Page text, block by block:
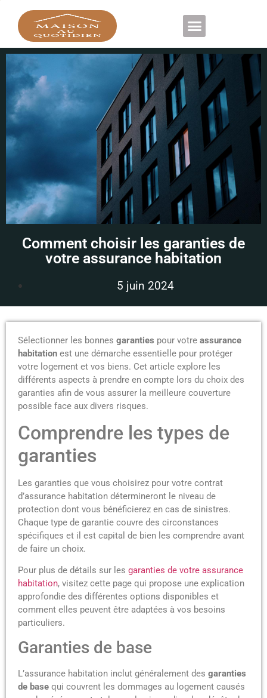
Comment choisir les garanties de
votre assurance habitation
5 juin 2024
Sélectionner les bonnes garanties pour votre assurance
habitation est une démarche essentielle pour protéger
votre logement et vos biens. Cet article explore les
différents aspects à prendre en compte lors du choix des
garanties afin de vous assurer la meilleure couverture
possible face aux divers risques.
Comprendre les types de
garanties
Les garanties que vous choisirez pour votre contrat
d’assurance habitation détermineront le niveau de
protection dont vous bénéficierez en cas de sinistres.
Chaque type de garantie couvre des circonstances
spécifiques et il est capital de bien les comprendre avant
de faire un choix.
Pour plus de détails sur les garanties de votre assurance
habitation, visitez cette page qui propose une explication
approfondie des différentes options disponibles et
comment elles peuvent être adaptées à vos besoins
particuliers.
Garanties de base
L’assurance habitation inclut généralement des garanties
de base qui couvrent les dommages au logement causés